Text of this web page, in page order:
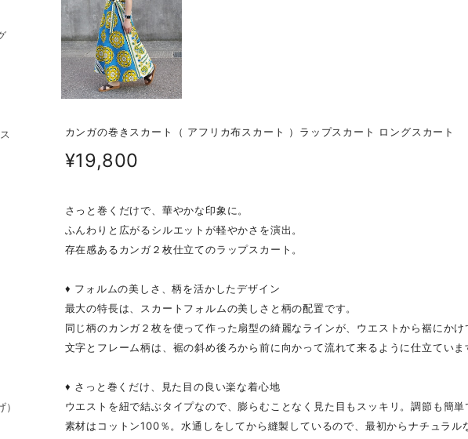
カンガの巻きスカート（ アフリカ布スカート ）ラップスカート ロングスカート
¥19,800
さっと巻くだけで、華やかな印象に。
ふんわりと広がるシルエットが軽やかさを演出。
存在感あるカンガ２枚仕立てのラップスカート。
♦ フォルムの美しさ、柄を活かしたデザイン
最大の特長は、スカートフォルムの美しさと柄の配置です。
同じ柄のカンガ２枚を使って作った扇型の綺麗なラインが、ウエストから裾にか
文字とフレーム柄は、裾の斜め後ろから前に向かって流れて来るように仕立ていま
♦ さっと巻くだけ、見た目の良い楽な着心地
ウエストを紐で結ぶタイプなので、膨らむことなく見た目もスッキリ。調節も簡単
素材はコットン100％。水通しをしてから縫製しているので、最初からナチュラ